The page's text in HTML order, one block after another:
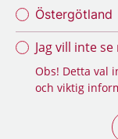
Östergötland
Jag vill inte
Obs! Detta val
och viktig